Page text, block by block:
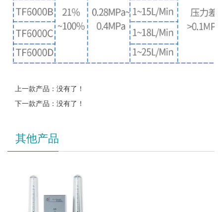
上一款产品：没有了！
下一款产品：没有了！
其他产品